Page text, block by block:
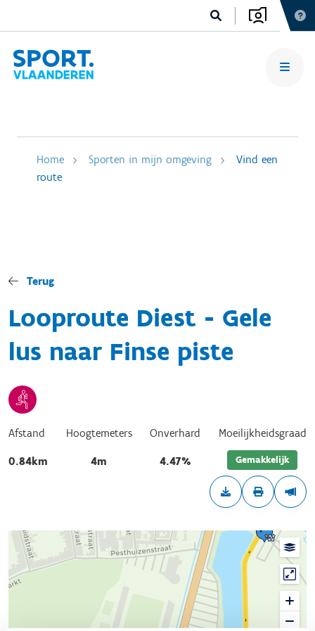
Home Sporten in mijn omgeving
Vind een
route
Terug
Looproute Diest - Gele
lus naar Finse piste
Afstand
0.84km
Hoogtemeters
4m
Onverhard
4.47%
Moeilijkheidsgraad
Gemakkelijk